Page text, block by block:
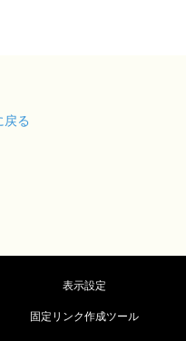
戻る
表示設定
固定リンク作成ツール